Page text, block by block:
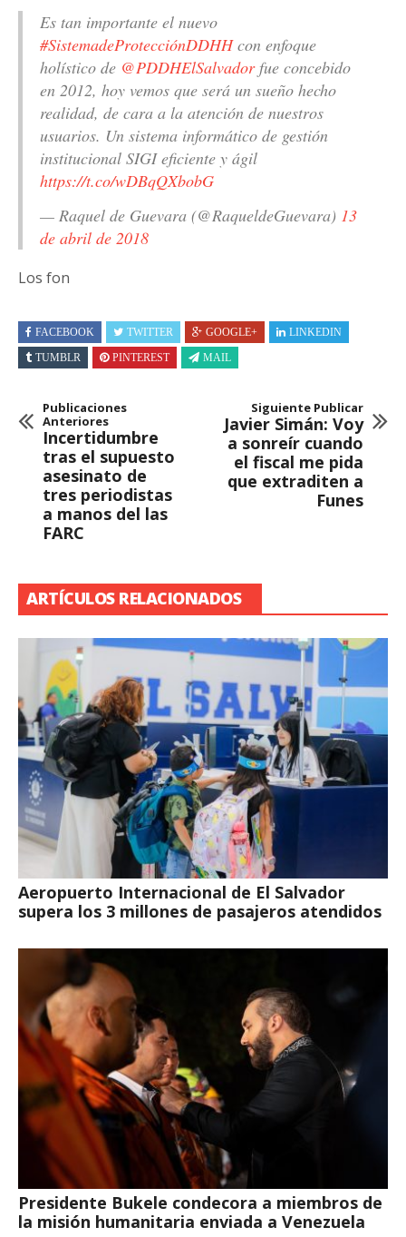
Es tan importante el nuevo
#SistemadeProtecciónDDHHcon enfoque
holístico de @PDDHElSalvadorfue concebido
en 2012, hoy vemos que será un sueño hecho
realidad, de cara a la atención de nuestros
usuarios. Un sistema informático de gestión
institucional SIGI eficiente y ágil
https://t.co/wDBqQXbobG
— Raquel de Guevara (@RaqueldeGuevara) 13
de abril de 2018
Los fon
FACEBOOK TWITTER GOOGLE+
LINKEDIN
TUMBLR
PINTEREST MAIL
Publicaciones
Anteriores
Incertidumbre
tras el supuesto
asesinato de
tres periodistas
a manos del las
FARC
Siguiente Publicar
Javier Simán: Voy
a sonreír cuando
el fiscal me pida
que extraditen a
Funes
ARTÍCULOS RELACIONADOS
Aeropuerto Internacional de El Salvador
supera los 3 millones de pasajeros atendidos
Presidente Bukele condecora a miembros de
la misión humanitaria enviada a Venezuela